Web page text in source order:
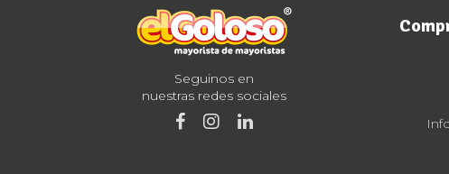
Seguinos en
nuestras redes sociales